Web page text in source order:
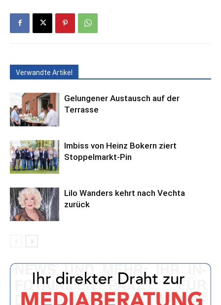
Verwandte Artikel
Gelungener Austausch auf der
Terrasse
Imbiss von Heinz Bokern ziert
Stoppelmarkt-Pin
Lilo Wanders kehrt nach Vechta
zurück